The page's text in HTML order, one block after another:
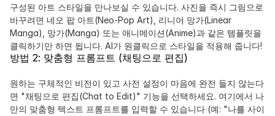
구성된 아트 스타일을 만나보실 수 있습니다. 사진을 즉시 그림으로
바꾸려면 네오 팝 아트(Neo-Pop Art), 리니어 망가(Linear
Manga), 망가(Manga) 또는 애니메이션(Anime)과 같은 템플릿을
클릭하기만 하면 됩니다. AI가 원클릭으로 스타일을 적용해 줍니다!
방법 2: 맞춤형 프롬프트 (채팅으로 편집)
원하는 구체적인 비전이 있고 사전 설정이 마음에 완전 들지 않는다
면 "채팅으로 편집(Chat to Edit)" 기능을 선택하세요. 여기에서 나
만의 맞춤형 텍스트 프롬프트를 입력할 수 있습니다 (예: "나를 사이